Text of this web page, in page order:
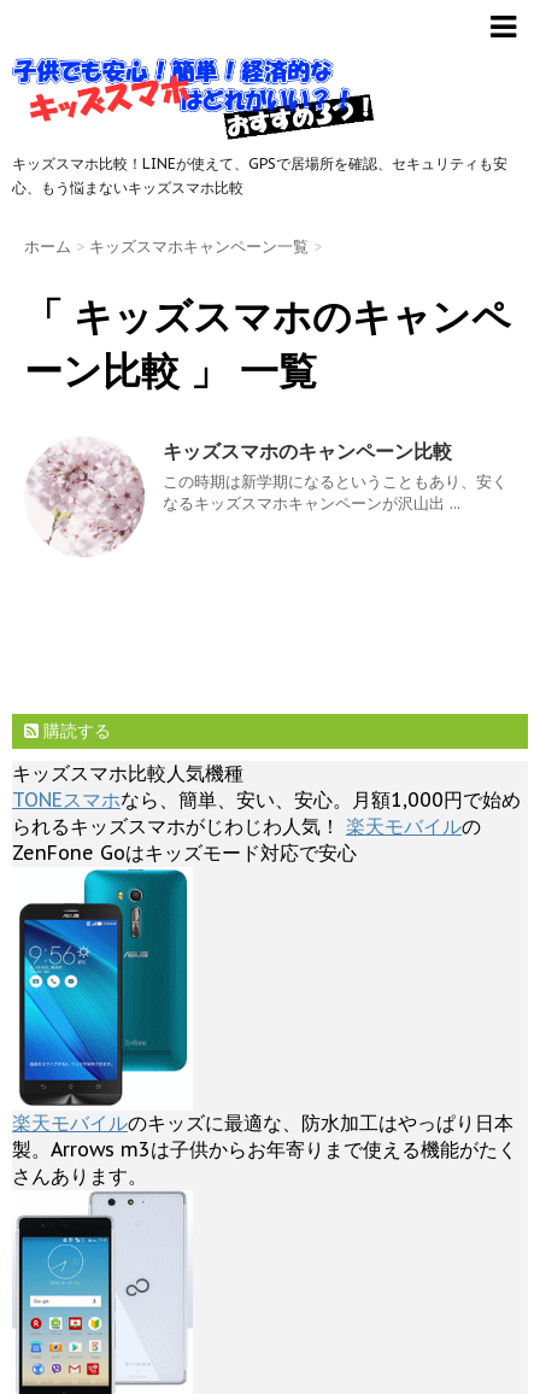
キッズスマホ比較！LINEが使えて、GPSで居場所を確認、セキュリティも安
心、もう悩まないキッズスマホ比較
ホーム > キッズスマホキャンペーン一覧 >
「 キッズスマホのキャンペ
ーン比較 」 一覧
キッズスマホのキャンペーン比較
この時期は新学期になるということもあり、安く
なるキッズスマホキャンペーンが沢山出 ...
購読する
キッズスマホ比較人気機種
TONEスマホなら、簡単、安い、安心。月額1,000円で始め
られるキッズスマホがじわじわ人気！ 楽天モバイルの
ZenFone Goはキッズモード対応で安心
楽天モバイルのキッズに最適な、防水加工はやっぱり日本
製。Arrows m3は子供からお年寄りまで使える機能がたく
さんあります。